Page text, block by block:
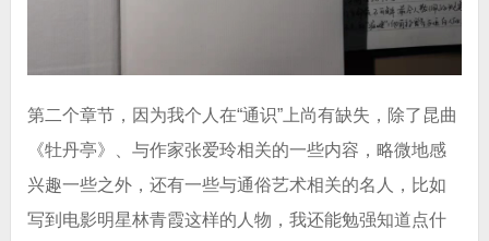
第二个章节，因为我个人在“通识”上尚有缺失，除了昆曲
《牡丹亭》、与作家张爱玲相关的一些内容，略微地感
兴趣一些之外，还有一些与通俗艺术相关的名人，比如
写到电影明星林青霞这样的人物，我还能勉强知道点什